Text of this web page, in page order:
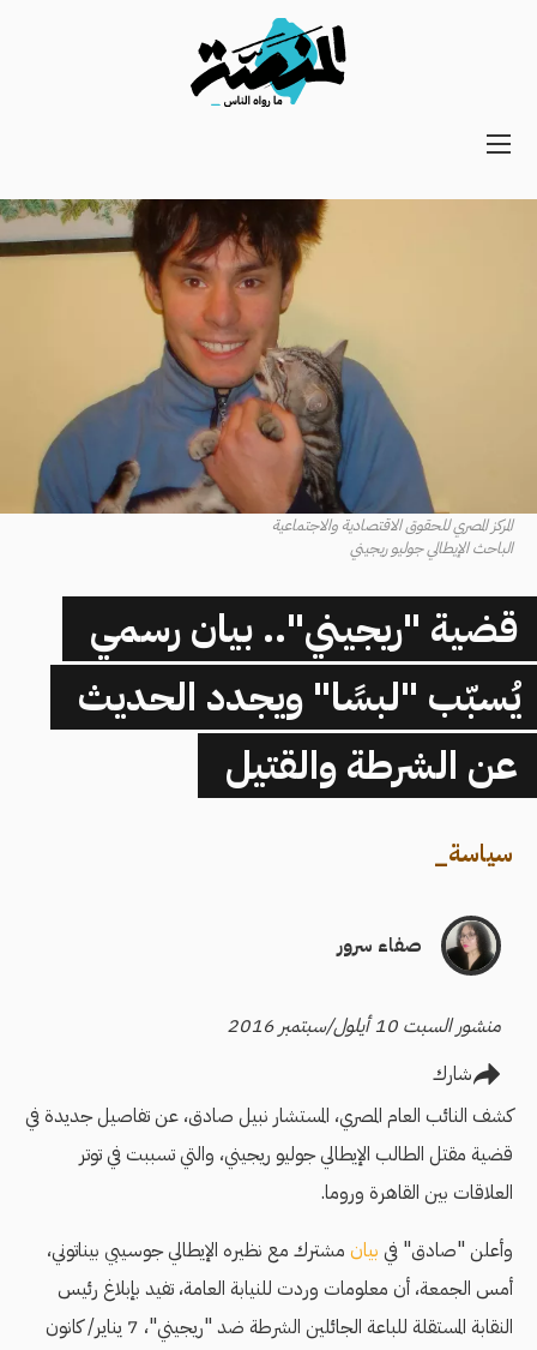
Main
المركز المصري للحقوق الاقتصادية والاجتماعية
الباحث الإيطالي جوليو ريجيني
قضية "ريجيني".. بيان رسمي
يُسبّب "لبسًا" ويجدد الحديث
عن الشرطة والقتيل
سياسة_
صفاء سرور
منشور السبت 10 أيلول/سبتمبر 2016
شارك
كشف النائب العام المصري، المستشار نبيل صادق، عن تفاصيل جديدة في
قضية مقتل الطالب الإيطالي جوليو ريجيني، والتي تسببت في توتر
العلاقات بين القاهرة وروما.
وأعلن "صادق" في بيان مشترك مع نظيره الإيطالي جوسيبي بيناتوني،
أمس الجمعة، أن معلومات وردت للنيابة العامة، تفيد بإبلاغ رئيس
النقابة المستقلة للباعة الجائلين الشرطة ضد "ريجيني"، 7 يناير/ كانون